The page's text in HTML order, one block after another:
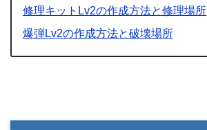
修理キットLv2の作成方法と修理場所
爆弾Lv2の作成方法と破壊場所